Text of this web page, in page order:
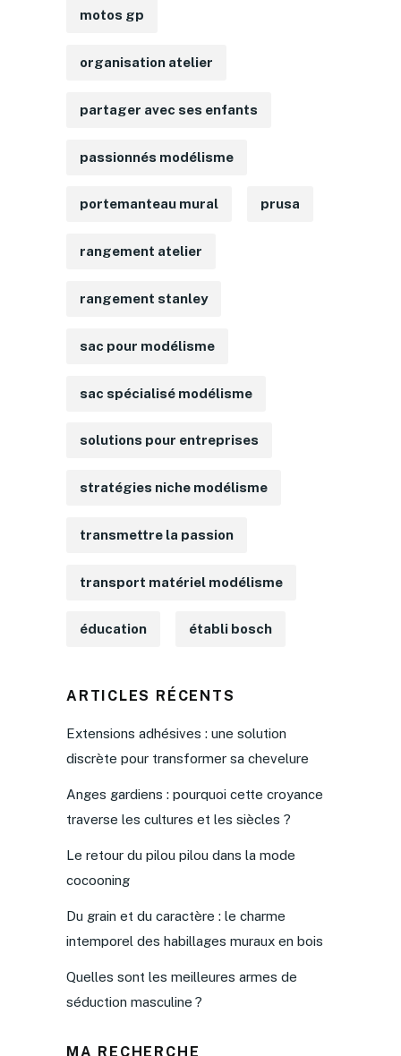
motos gp
organisation atelier
partager avec ses enfants
passionnés modélisme
portemanteau mural prusa
rangement atelier
rangement stanley
sac pour modélisme
sac spécialisé modélisme
solutions pour entreprises
stratégies niche modélisme
transmettre la passion
transport matériel modélisme
éducation établi bosch
ARTICLES RÉCENTS
Extensions adhésives : une solution
discrète pour transformer sa chevelure
Anges gardiens : pourquoi cette croyance
traverse les cultures et les siècles ?
Le retour du pilou pilou dans la mode
cocooning
Du grain et du caractère : le charme
intemporel des habillages muraux en bois
Quelles sont les meilleures armes de
séduction masculine ?
MA RECHERCHE